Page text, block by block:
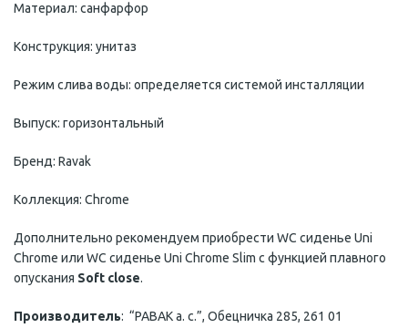
Материал: санфарфор
Конструкция: унитаз
Режим слива воды: определяется системой инсталляции
Выпуск: горизонтальный
Бренд: Rаvak
Коллекция: Chrome
Дополнительно рекомендуем приобрести WC сиденье Uni
Chrome или WC сиденье Uni Chrome Slim с функцией плавного
опускания Soft close.
Производитель: “РАВАК а. с.”, Обецничка 285, 261 01